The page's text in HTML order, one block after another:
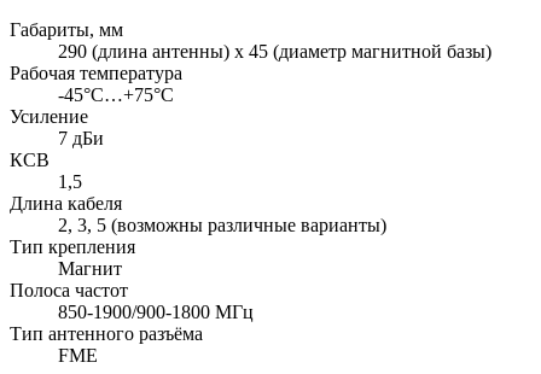
Габариты, мм
290 (длина антенны) х 45 (диаметр магнитной базы)
Рабочая температура
-45°C…+75°C
Усиление
7 дБи
КСВ
1,5
Длина кабеля
2, 3, 5 (возможны различные варианты)
Тип крепления
Магнит
Полоса частот
850-1900/900-1800 МГц
Тип антенного разъёма
FME